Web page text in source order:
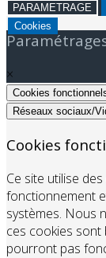
PARAMETRAGE
Cookies
×
Cookies
Réseaux sociaux/
Cookies
Ce site utilise
fonctionnement
systèmes. Nous
ces cookies sont
pourront pas